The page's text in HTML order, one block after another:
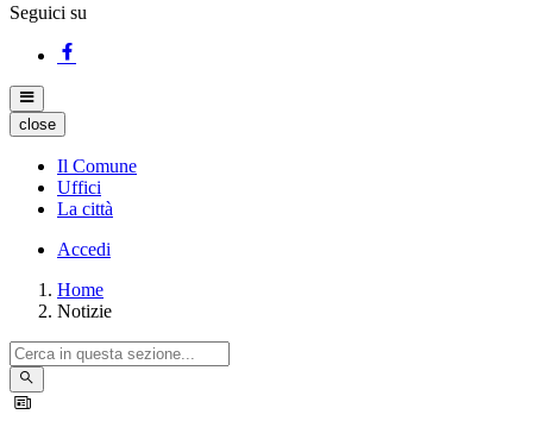
Seguici su
close
Il Comune
Uffici
La città
Accedi
Home
Notizie